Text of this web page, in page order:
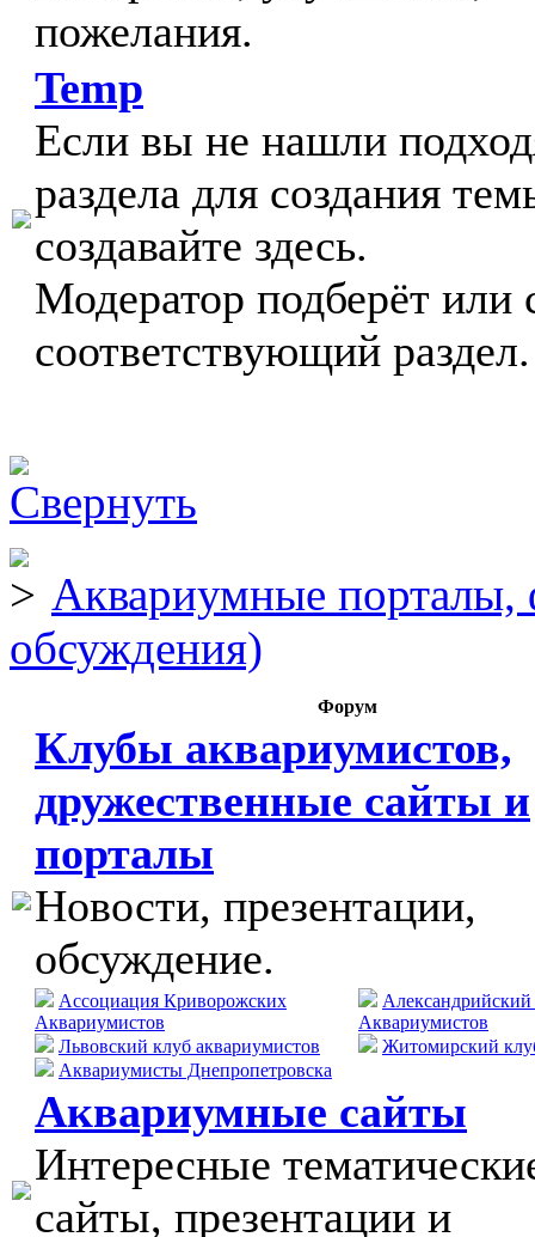
пожелания.
Temp
Если вы не нашли
раздела для создания
создавайте здесь.
Модератор подберёт или
соответствующий раздел.
Аквариумные
обсуждения)
Форум
Клубы аквариумистов,
дружественные сайты и
порталы
Новости, презентации,
обсуждение.
Ассоциация Криворожских
Аквариумистов
Львовский клуб аквариумистов
Аквариумисты Днепропетровска
Аквариумистов
Житомирский
Аквариумные сайты
Интересные
сайты, презентации и